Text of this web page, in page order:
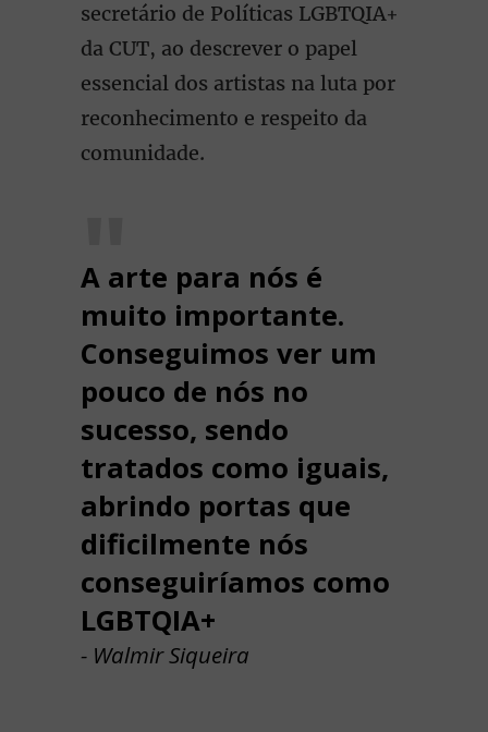
secretário de Políticas LGBTQIA+
da CUT, ao descrever o papel
essencial dos artistas na luta por
reconhecimento e respeito da
comunidade.
A arte para nós é
muito importante.
Conseguimos ver um
pouco de nós no
sucesso, sendo
tratados como iguais,
abrindo portas que
dificilmente nós
conseguiríamos como
LGBTQIA+
- Walmir Siqueira